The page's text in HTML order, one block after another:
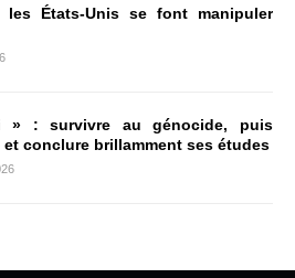
les États-Unis se font manipuler
» : survivre au génocide, puis
et conclure brillamment ses études